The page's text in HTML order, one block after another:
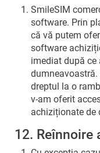
SmileSIM
software. Prin
că vă putem
software
imediat după
dreptul la o
v-am oferit
achiziționate de
12. Reînnoire